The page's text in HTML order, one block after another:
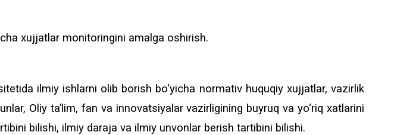
xujjatlar monitoringini amalga oshirish.
ilmiy ishlarni olib borish bo‘yicha normativ huquqiy xujjatlar, vazirlik
Oliy ta’lim, fan va innovatsiyalar vazirligining buyruq va yo‘riq xatlarini
bilishi, ilmiy daraja va ilmiy unvonlar berish tartibini bilishi.